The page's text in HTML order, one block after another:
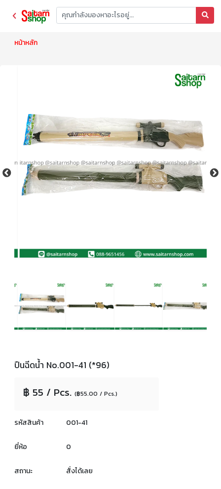
หน้าหลัก
ปืนฉีดน้ำ No.001-41 (*96)
฿ 55 / Pcs. (฿55.00 / Pcs.)
รหัสสินค้า 001-41
ยี่ห้อ 0
สถานะ สั่งได้เลย